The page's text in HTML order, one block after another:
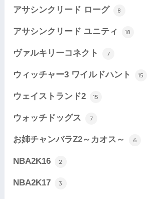
アサシンクリード ローグ 8
アサシンクリード ユニティ 18
ヴァルキリーコネクト 7
ウィッチャー3 ワイルドハント 15
ウェイストランド2 15
ウォッチドッグス 7
お姉チャンバラZ2～カオス～ 6
NBA2K16 2
NBA2K17 3